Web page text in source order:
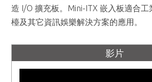
造 I/O 擴充板。Mini-ITX 嵌入板適合
檯及其它資訊娛樂解決方案的應用。
影片